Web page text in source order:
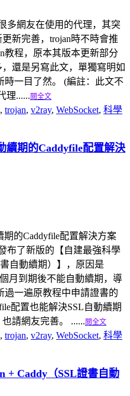
多網友在使用的代理，其突
新完善，trojan時不時會推
教程，原本其版本更新部分
還是另寫此文，單獨寫明如
時一目了然。 (編註：此文不
理...... 閱全文
, trojan, v2ray, WebSocket, 科學
續期的Caddyfile配置解決
布了新版的【自建最強科學
書自動續期）】，原因是
月到期後不能自動續期，導
過一遍原教程中申請證書的
配置也能解決SSL自動續期
請網友完善。 ...... 閱全文
, trojan, v2ray, WebSocket, 科學
+ Caddy（SSL證書自動